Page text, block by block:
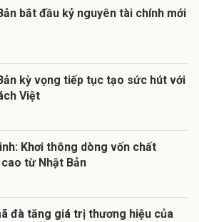
bắt đầu kỷ nguyên tài chính mới
kỳ vọng tiếp tục tạo sức hút với
Việt
Khơi thông dòng vốn chất
từ Nhật Bản
đà tăng giá trị thương hiệu của